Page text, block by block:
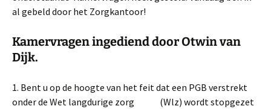
al gebeld door het Zorgkantoor!
Kamervragen ingediend door Otwin van
Dijk.
1. Bent u op de hoogte van het feit dat een PGB verstrekt
onder de Wet langdurige zorg (Wlz) wordt stopgezet